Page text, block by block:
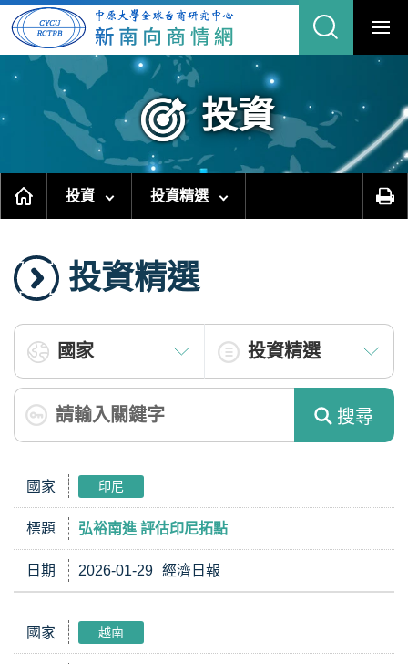
跳
主
要
投資
投資 投資精選
投資精選
搜尋
國家 印尼
標題 弘裕南進 評估印尼拓點
日期 2026-01-29 經濟日報
國家 越南